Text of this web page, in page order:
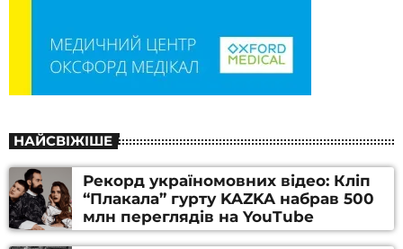
НАЙСВІЖІШЕ
Рекорд україномовних відео: Кліп
“Плакала” гурту KAZKA набрав 500
млн переглядів на YouTube